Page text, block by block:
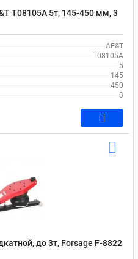
T08105A 5т, 145-450 мм, 3
AE&T
T08105A
5
145
450
3
до 3т, Forsage F-8822